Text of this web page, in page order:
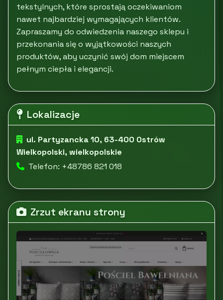
tekstylnych, które sprostają oczekiwaniom
nawet najbardziej wymagających klientów.
Zapraszamy do odwiedzenia naszego sklepu i
przekonania się o wyjątkowości naszych
produktów, aby uczynić swój dom miejscem
pełnym ciepła i elegancji.
Lokalizacje
ul. Partyzancka 10, 63-400 Ostrów
Wielkopolski, wielkopolskie
Telefon: +48786 821 018
Zrzut ekranu strony